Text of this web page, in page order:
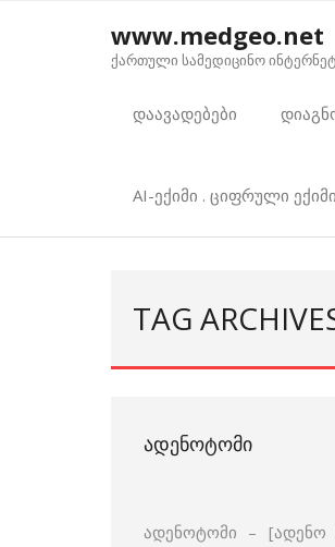
www.medgeo.net
ქართული სამედიცინო
დაავადებები
AI-ექიმი . ციფრული
TAG
ᲐᲓᲔᲜᲝᲢᲝᲛᲘ
ადენოტომი – [ადენო